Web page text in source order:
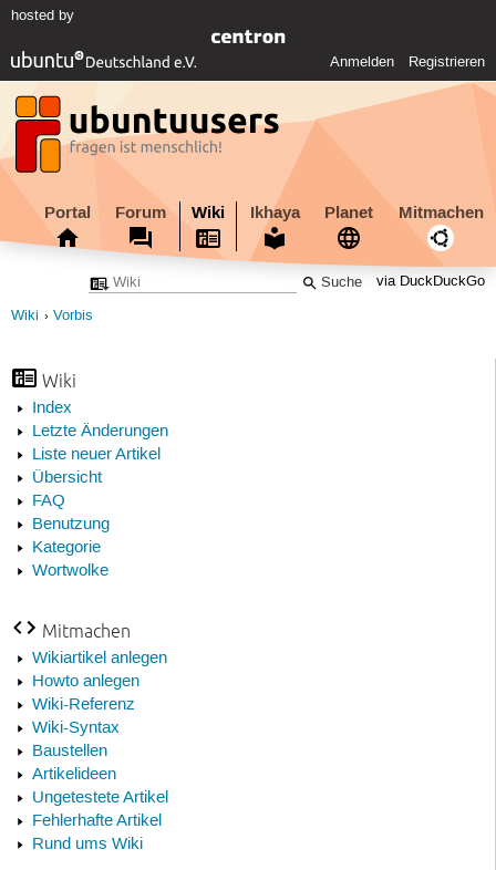
hosted by
Anmelden Registrieren
Portal Forum Wiki Ikhaya Planet Mitmachen
via DuckDuckGo
Wiki Vorbis
Wiki
Index
Letzte Änderungen
Liste neuer Artikel
Übersicht
FAQ
Benutzung
Kategorie
Wortwolke
Mitmachen
Wikiartikel anlegen
Howto anlegen
Wiki-Referenz
Wiki-Syntax
Baustellen
Artikelideen
Ungetestete Artikel
Fehlerhafte Artikel
Rund ums Wiki